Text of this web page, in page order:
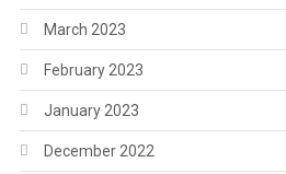
March 2023
February 2023
January 2023
December 2022